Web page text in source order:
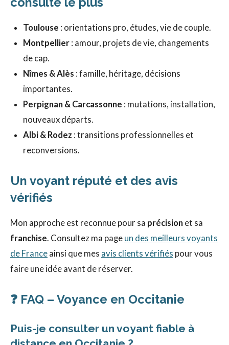
Toulouse : orientations pro, études, vie de couple.
Montpellier : amour, projets de vie, changements
de cap.
Nîmes & Alès : famille, héritage, décisions
importantes.
Perpignan & Carcassonne : mutations, installation,
nouveaux départs.
Albi & Rodez : transitions professionnelles et
reconversions.
Un voyant réputé et des avis
vérifiés
Mon approche est reconnue pour sa précision et sa
franchise. Consultez ma page un des meilleurs voyants
de France ainsi que mes avis clients vérifiés pour vous
faire une idée avant de réserver.
❓ FAQ – Voyance en Occitanie
Puis-je consulter un voyant fiable à